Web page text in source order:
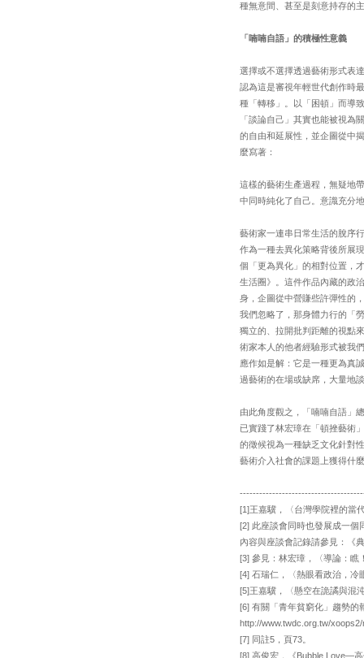
種無意間、甚至是刻意持存的
「喃喃自語」的積極性意義
選擇或不選擇透過藝術形式表
認為這是審視年輕世代創作時
種「轉移」。以「困頓」而導
「談論自己」其實也能被視為
的自由和延展性，並企圖從中
麼寫著：
這樣的藝術生產過程，無疑地
中同時純化了自己。意識充分
藝術家一連串日常生活的脫序
作為一種去異化策略背後所展
個「更為異化」的相對位置，
生活圈》。這件作品內藏的政
身，企圖從中營賺些許彈性的
我們忽略了，那身體力行的「
獨立的、拉開批判距離的視點
術家本人的他者經驗形式被我
應作如是解：它是一種更為真
過藝術的在場或缺席，大量地
由此角度觀之，「喃喃自語」
已實踐了林宏璋在「頓挫藝術
的徵候視為一種缺乏文化針對
藝術介入社會的課題上獲得什
[1]王嘉驥，〈台灣學院裡的當
[2] 此座談會同時也發展成一個
內容與座談會記錄請參見：《
[3] 參見：林宏璋，〈導論：瞧
[4] 石瑞仁，〈熱眼看政治，
[5]王嘉驥，〈懸空在詭譎與混
[6] 有關「青年貧窮化」趨勢的
http://www.twdc.org.tw/
[7] 同註5，頁73。
[8] 高俊宏，《Bubble Love—